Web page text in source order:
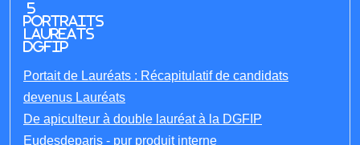
5
portraits
laureats
DGFIP
Portait de Lauréats : Récapitulatif de candidats
devenus Lauréats
De apiculteur à double lauréat à la DGFIP
Eudesdeparis - pur produit interne